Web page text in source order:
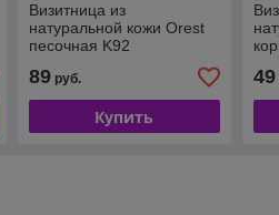
Визитница из
натуральной кожи Orest
песочная K92
89руб.
Купить
49